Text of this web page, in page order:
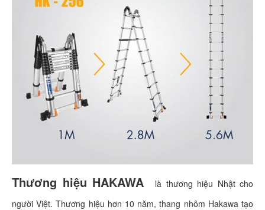
Thương hiệu HAKAWA
là thương hiệu Nhật cho
người Việt. Thương hiệu hơn 10 năm, thang nhôm Hakawa tạo